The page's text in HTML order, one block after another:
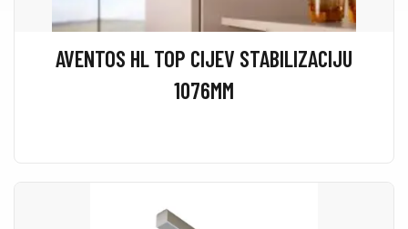
AVENTOS HL TOP CIJEV STABILIZACIJU
1076MM